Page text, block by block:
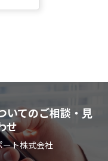
いてのご相談・見
せ
ート株式会社